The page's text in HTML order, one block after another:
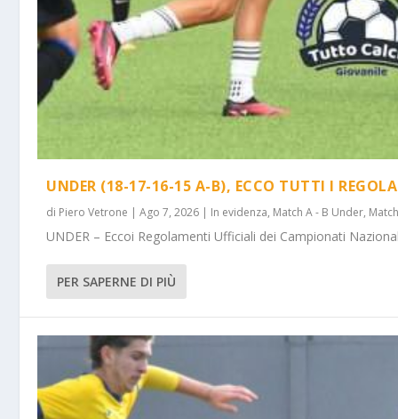
UNDER (18-17-16-15 A-B), ECCO TUTTI I
di Piero Vetrone |Ago 7, 2026 | In evidenza, Match A - B Under,
UNDER – Eccoi Regolamenti Ufficiali dei Campionati
PER SAPERNE DI PIÙ